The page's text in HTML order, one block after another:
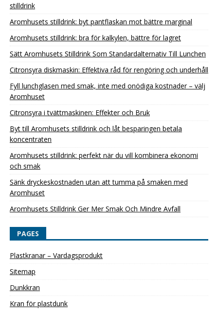
stilldrink
Aromhusets stilldrink: byt pantflaskan mot bättre marginal
Aromhusets stilldrink: bra för kalkylen, bättre för lagret
Sätt Aromhusets Stilldrink Som Standardalternativ Till Lunchen
Citronsyra diskmaskin: Effektiva råd för rengöring och underhåll
Fyll lunchglasen med smak, inte med onödiga kostnader – välj
Aromhuset
Citronsyra i tvättmaskinen: Effekter och Bruk
Byt till Aromhusets stilldrink och låt besparingen betala
koncentraten
Aromhusets stilldrink: perfekt när du vill kombinera ekonomi
och smak
Sänk dryckeskostnaden utan att tumma på smaken med
Aromhuset
Aromhusets Stilldrink Ger Mer Smak Och Mindre Avfall
PAGES
Plastkranar – Vardagsprodukt
Sitemap
Dunkkran
Kran för plastdunk